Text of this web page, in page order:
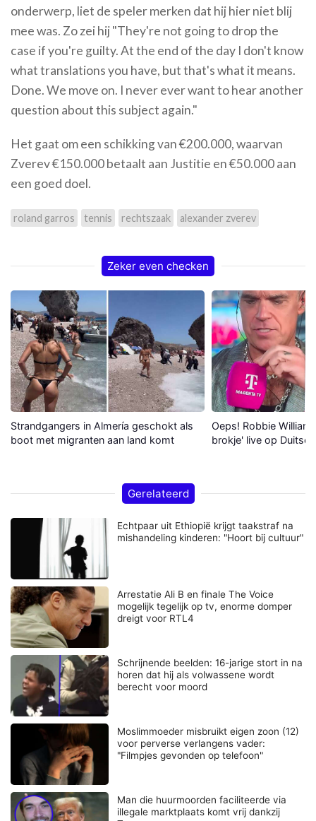
onderwerp, liet de speler merken dat hij hier niet blij
mee was. Zo zei hij "They're not going to drop the
case if you're guilty. At the end of the day I don't know
what translations you have, but that's what it means.
Done. We move on. I never ever want to hear another
question about this subject again."
Het gaat om een schikking van €200.000, waarvan
Zverev €150.000 betaalt aan Justitie en €50.000 aan
een goed doel.
roland garros tennis rechtszaak alexander zverev
Zeker even checken
Strandgangers in Almería geschokt als
boot met migranten aan land komt
Oeps! Robbie
brokje' live op Duitse
Gerelateerd
Echtpaar uit Ethiopië krijgt taakstraf na
mishandeling kinderen: "Hoort bij cultuur"
Arrestatie Ali B en finale The Voice
mogelijk tegelijk op tv, enorme domper
dreigt voor RTL4
Schrijnende beelden: 16-jarige stort in na
horen dat hij als volwassene wordt
berecht voor moord
Moslimmoeder misbruikt eigen zoon (12)
voor perverse verlangens vader:
"Filmpjes gevonden op telefoon"
Man die huurmoorden faciliteerde via
illegale marktplaats komt vrij dankzij